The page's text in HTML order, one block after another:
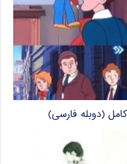
(دوبله فارسی)